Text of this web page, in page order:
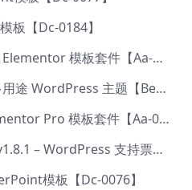
板【Dc-0184】
Jarvis – 网络安全服务 Elementor 模板套件【Aa-0035】
lmpeka v1.3.9-创意多用途 WordPress 主题【Be-0064】
Agria – 农业公司 Elementor Pro 模板套件【Aa-0003】
Fluent Support Pro v1.8.1 – WordPress 支持票务系统【Cc-0041】
模板【Dc-0076】